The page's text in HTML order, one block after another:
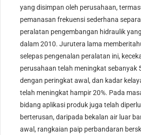
yang disimpan oleh perusahaan,
pemanasan frekuensi sederhana
peralatan pengembangan hidraulik
dalam 2010. Jurutera lama
selepas pengenalan peralatan ini,
perusahaan telah meningkat sebanyak
dengan peringkat awal, dan kadar
telah meningkat hampir 20%. Pada
bidang aplikasi produk juga telah
berterusan, daripada bekalan air luar
awal, rangkaian paip perbandaran